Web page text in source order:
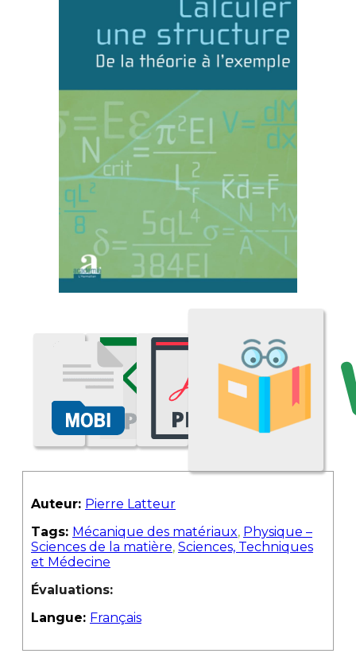
Auteur: Pierre Latteur
Tags: Mécanique des matériaux, Physique –
Sciences de la matière, Sciences, Techniques
et Médecine
Évaluations:
Langue: Français